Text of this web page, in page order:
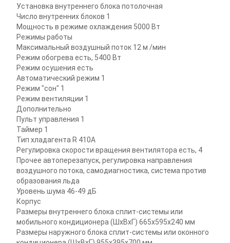
Установка внутреннего блока потолочная
Число внутренних блоков 1
Мощность в режиме охлаждения 5000 Вт
Режимы работы
Максимальный воздушный поток 12 м /мин
Режим обогрева есть, 5400 Вт
Режим осушения есть
Автоматический режим 1
Режим "сон" 1
Режим вентиляции 1
Дополнительно
Пульт управления 1
Таймер 1
Тип хладагента R 410A
Регулировка скорости вращения вентилятора есть, 4
Прочее автоперезапуск, регулировка направления
воздушного потока, самодиагностика, система против
образования льда
Уровень шума 46-49 дБ
Корпус
Размеры внутреннего блока сплит-системы или
мобильного кондиционера (ШxВxГ) 665x595x240 мм
Размеры наружного блока сплит-системы или оконного